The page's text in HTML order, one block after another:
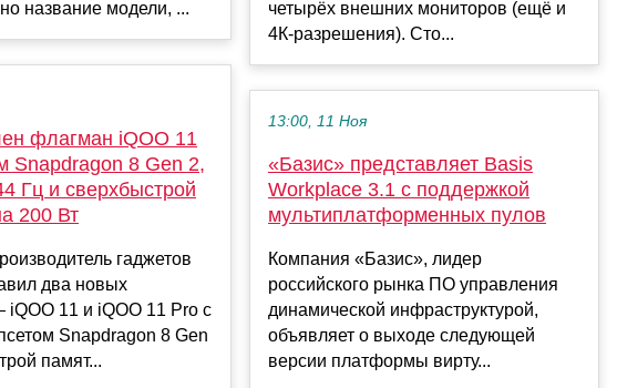
название модели, ...
флагман iQOO 11
Snapdragon 8 Gen 2,
Гц и сверхбыстрой
200 Вт
гаджетов
два новых
11 и iQOO 11 Pro с
Snapdragon 8 Gen
памят...
четырёх внешних мониторов (ещё и
4К-разрешения). Сто...
13:00, 11 Ноя
«Базис» представляет Basis
Workplace 3.1 с поддержкой
мультиплатформенных пулов
Компания «Базис», лидер
российского рынка ПО управления
динамической инфраструктурой,
объявляет о выходе следующей
версии платформы вирту...